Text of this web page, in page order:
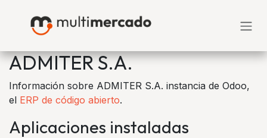
ADMITER S.A.
Información sobre ADMITER S.A. instancia de Odoo,
el ERP de código abierto.
Aplicaciones instaladas